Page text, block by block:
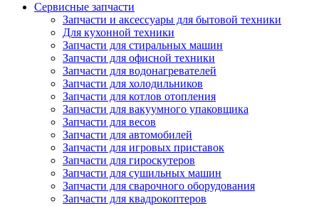
Сервисные запчасти
Запчасти и аксессуары для бытовой техники
Для кухонной техники
Запчасти для стиральных машин
Запчасти для офисной техники
Запчасти для водонагревателей
Запчасти для холодильников
Запчасти для котлов отопления
Запчасти для вакуумного упаковщика
Запчасти для весов
Запчасти для автомобилей
Запчасти для игровых приставок
Запчасти для гироскутеров
Запчасти для сушильных машин
Запчасти для сварочного оборудования
Запчасти для квадрокоптеров